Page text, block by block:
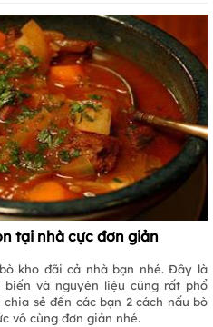
tại nhà cực đơn giản
kho đãi cả nhà bạn nhé. Đây là
và nguyên liệu cũng rất phổ
sẻ đến các bạn 2 cách nấu bò
vô cùng đơn giản nhé.